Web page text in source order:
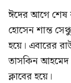
ঈদের আগে শেষ
হোসেন শান্ত
হয়ে। এবারের
তাসকিন
ক্লাবের হয়ে।